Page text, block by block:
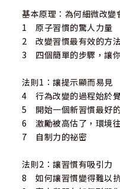
名人推薦
艾爾文（理財與勵志暢
最大教師社群「溫老師
arol凱若（知名作家／
人）、艾兒莎（知名作
主）、謝文憲（知名講
作家）、許景泰（
科知識公司知識長）
基本原理：為何細微改變
1 原子習慣的驚人力量
2 改變習慣最有效的方
3 四個簡單的步驟，讓
法則1：讓提示顯而易見
4 行為改變的過程始於
5 開始一個新習慣最好
6 激勵被高估了，環境
7 自制力的祕密
法則2：讓習慣有吸引力
8 如何讓習慣變得難以